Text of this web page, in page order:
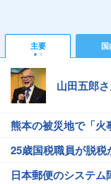
主要 国
山田五郎
熊本の被災地で「火
25歳国税職員が脱税
日本郵便のシステム